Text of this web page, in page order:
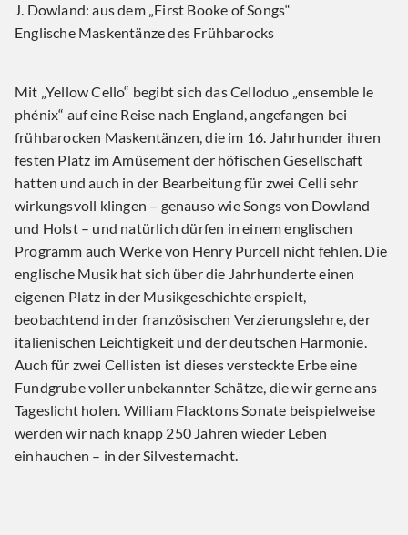
J. Dowland: aus dem „First Booke of Songs“
Englische Maskentänze des Frühbarocks
Mit „Yellow Cello“ begibt sich das Celloduo „ensemble le
phénix“ auf eine Reise nach England, angefangen bei
frühbarocken Maskentänzen, die im 16. Jahrhunder ihren
festen Platz im Amüsement der höfischen Gesellschaft
hatten und auch in der Bearbeitung für zwei Celli sehr
wirkungsvoll klingen – genauso wie Songs von Dowland
und Holst – und natürlich dürfen in einem englischen
Programm auch Werke von Henry Purcell nicht fehlen. Die
englische Musik hat sich über die Jahrhunderte einen
eigenen Platz in der Musikgeschichte erspielt,
beobachtend in der französischen Verzierungslehre, der
italienischen Leichtigkeit und der deutschen Harmonie.
Auch für zwei Cellisten ist dieses versteckte Erbe eine
Fundgrube voller unbekannter Schätze, die wir gerne ans
Tageslicht holen. William Flacktons Sonate beispielweise
werden wir nach knapp 250 Jahren wieder Leben
einhauchen – in der Silvesternacht.